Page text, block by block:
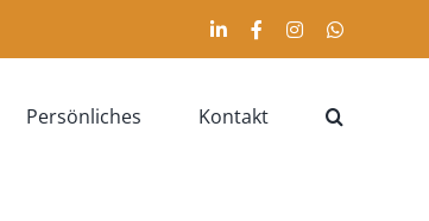
LinkedInFacebookInstagramWhatsApp
Persönliches Kontakt